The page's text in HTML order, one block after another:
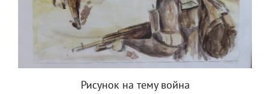
Рисунок на тему война